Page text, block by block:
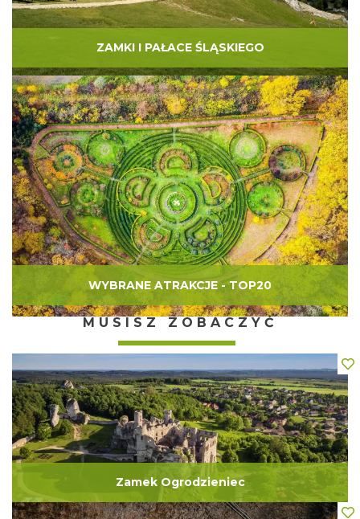
ZAMKI I PAŁACE ŚLĄSKIEGO
WYBRANE ATRAKCJE - TOP20
MUSISZ ZOBACZYĆ
Zamek Ogrodzieniec